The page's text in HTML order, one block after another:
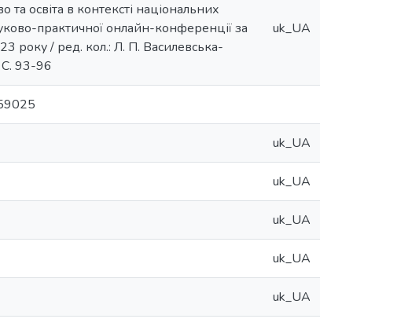
освіта в контексті національних
практичної онлайн-конференції за
року / ред. кол.: Л. П. Василевська-
С. 93-96
uk_UA
uk_UA
uk_UA
uk_UA
uk_UA
uk_UA